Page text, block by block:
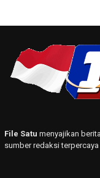
File Satu menyajikan
sumber redaksi